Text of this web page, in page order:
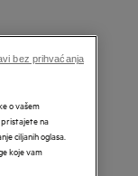
o vašem
na
ciljanih oglasa.
koje vam
bez prihvaćanja